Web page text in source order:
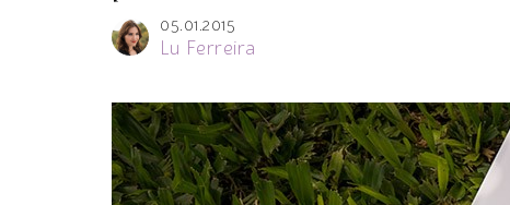
05.01.2015
Lu Ferreira